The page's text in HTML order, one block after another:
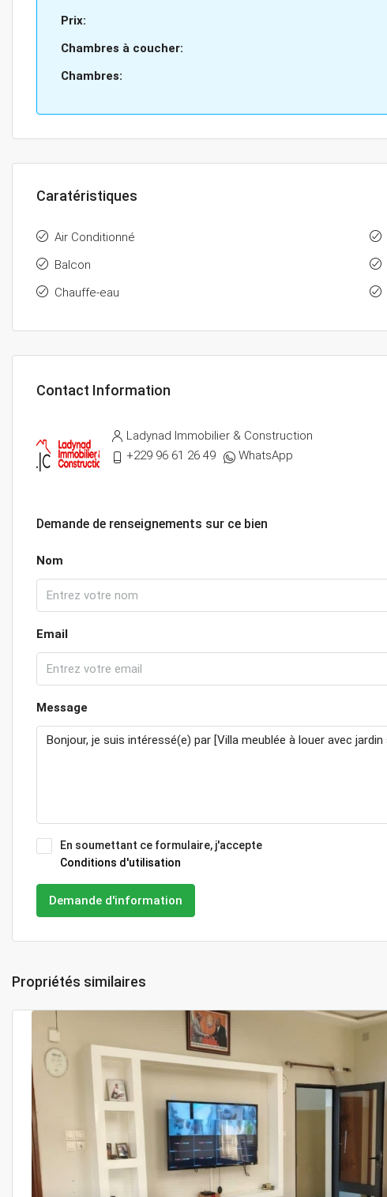
Prix:
Chambres à coucher:
Chambres:
Caratéristiques
Air Conditionné
Balcon
Chauffe-eau
Contact Information
Ladynad Immobilier & Construction
+229 96 61 26 49
WhatsApp
Demande de renseignements sur ce bien
Nom
Email
Message
En soumettant ce formulaire, j'accepte
Conditions d'utilisation
Demande d'information
Propriétés similaires